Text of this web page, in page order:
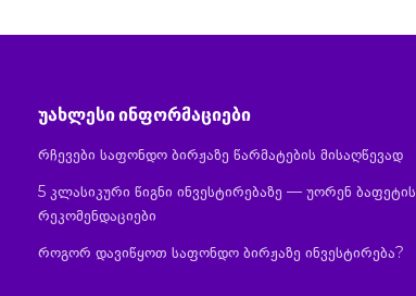
უახლესი ინფორმაციები
რჩევები საფონდო ბირჟაზე წარმატების მისაღწევად
5 კლასიკური წიგნი ინვესტირებაზე — უორენ ბაფეტის
რეკომენდაციები
როგორ დავიწყოთ საფონდო ბირჟაზე ინვესტირება?